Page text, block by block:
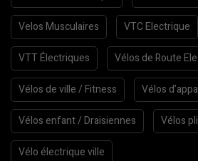
Velos Musculaires VTC Electrique
VTT Électriques Vélos de Route
Vélos de ville / Fitness Vélos
Vélos enfant / Draisiennes Vélos
Vélo électrique ville